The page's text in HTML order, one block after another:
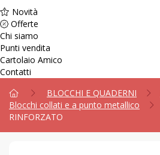
Novità
Offerte
Chi siamo
Punti vendita
Cartolaio Amico
Contatti
BLOCCHI E QUADERNI
Blocchi collati e a punto metallico
RINFORZATO